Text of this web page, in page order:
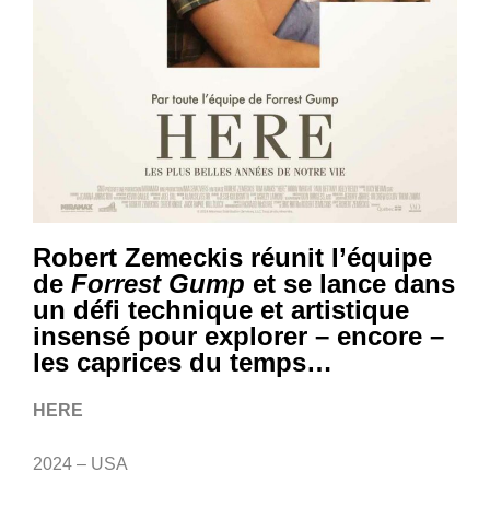
Robert Zemeckis réunit l’équipe
de Forrest Gump et se lance dans
un défi technique et artistique
insensé pour explorer – encore –
les caprices du temps…
HERE
2024 – USA